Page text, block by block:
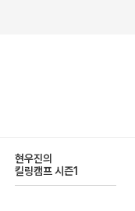
다채로운 난도
실전 모의고사